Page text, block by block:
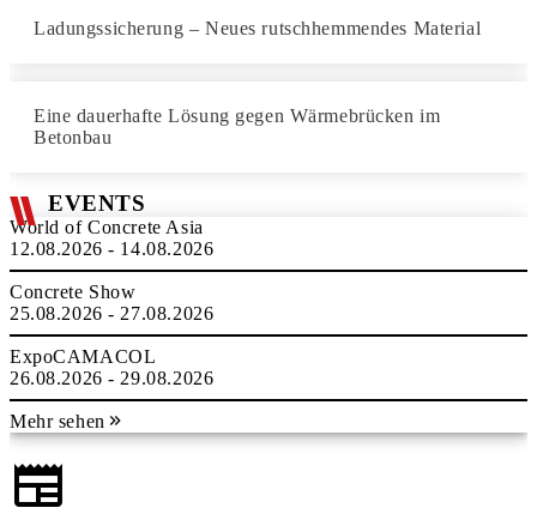
Ladungssicherung – Neues rutschhemmendes Material
Eine dauerhafte Lösung gegen Wärmebrücken im
Betonbau
EVENTS
World of Concrete Asia
12.08.2026 - 14.08.2026
Concrete Show
25.08.2026 - 27.08.2026
ExpoCAMACOL
26.08.2026 - 29.08.2026
Mehr sehen